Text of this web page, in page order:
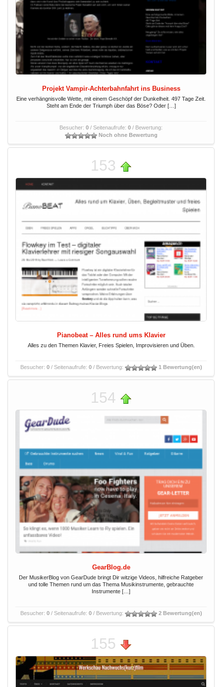
Projekt Vampir-Achterbahnfahrt ins Business
Eine verhängnisvolle Wette, mit einem Geschöpf der Dunkelheit. 497 Tage Zeit.
Steht am Ende der Triumph über das Böse? Oder […]
Besucher: 0 / Seitenaufrufe: 0 / Bewertung:
Noch ohne Bewertung
153
Pianobeat – Alles rund ums Klavier
Alles zu den Themen Klavier, Freies Spielen, Improvisieren und Üben.
Besucher: 0/ Seitenaufrufe: 0/ Bewertung: 1 Bewertung(en)
154
GearBlog.de
Der MusikerBlog von GearDude bringt Dir witzige Videos, hilfreiche Ratgeber
und tolle Themen rund um das Thema Musikinstrumente, gebrauchte
Instrumente […]
Besucher: 0/ Seitenaufrufe: 0/ Bewertung: 2 Bewertung(en)
155